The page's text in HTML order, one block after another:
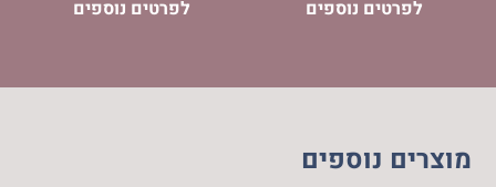
לפרטים נוספים
לפרטים נוספים
מוצרים נוספים